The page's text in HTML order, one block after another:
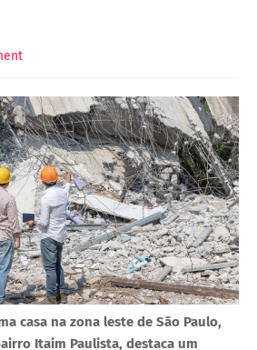
casa na zona leste de São Paulo,
Itaim Paulista, destaca um